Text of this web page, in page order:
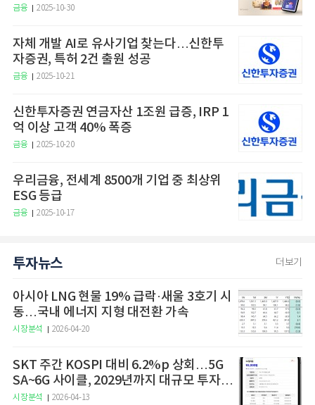
금융 2025-10-30
자체 개발 AI로 유사기업 찾는다…신한투
자증권, 특허 2건 출원 성공
금융 2025-10-21
신한투자증권 연금자산 1조원 급증, IRP 1
억 이상 고객 40% 폭증
금융 2025-10-20
우리금융, 전세계 8500개 기업 중 최상위
ESG 등급
금융 2025-10-17
투자뉴스 더보기
아시아 LNG 현물 19% 급락·새울 3호기 시
동…국내 에너지 지형 대전환 가속
시장분석 2026-04-20
SKT 주간 KOSPI 대비 6.2%p 상회…5G
SA~6G 사이클, 2029년까지 대규모 투자
예고
시장분석 2026-04-13